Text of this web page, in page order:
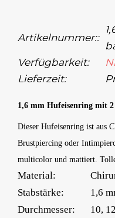
Artikelnummer::
Verfügbarkeit:
Lieferzeit:
1,6 mm Hufeisenring mit
Dieser Hufeisenring ist aus
Brustpiercing oder
multicolor und mattiert.
Material:
Stabstärke:
1,6
Durchmesser:
10,